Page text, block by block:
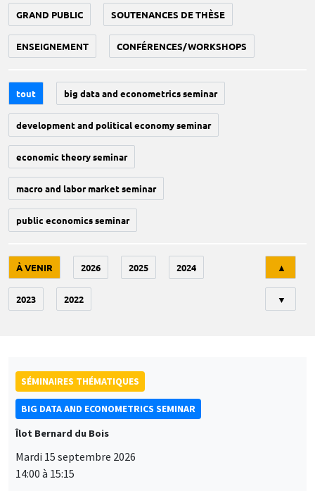
GRAND PUBLIC SOUTENANCES DE THÈSE
ENSEIGNEMENT CONFÉRENCES/WORKSHOPS
tout big data and econometrics seminar
development and political economy seminar
economic theory seminar
macro and labor market seminar
public economics seminar
À VENIR 2026 2025 2024
2023 2022
▲
▼
SÉMINAIRES THÉMATIQUES
BIG DATA AND ECONOMETRICS SEMINAR
Îlot Bernard du Bois
Mardi 15 septembre 2026
14:00 à 15:15